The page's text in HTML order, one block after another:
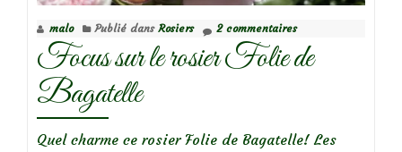
Petite
malo Publié dans Rosiers 2 commentaires
Focus sur le rosier Folie de
Bagatelle
Quel charme ce rosier Folie de Bagatelle! Les